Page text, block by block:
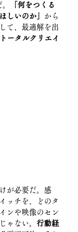
「何をつくる
しいのか」
から
て、最適解を出
トータルクリエイ
が必要だ。感
ッチを、どのタ
ンや映像のセン
ゃない。 行動経